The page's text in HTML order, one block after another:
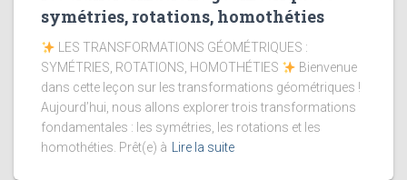
symétries, rotations, homothéties
LES TRANSFORMATIONS GÉOMÉTRIQUES :
SYMÉTRIES, ROTATIONS, HOMOTHÉTIES
Bienvenue
dans cette leçon sur les transformations géométriques !
Aujourd’hui, nous allons explorer trois transformations
fondamentales : les symétries, les rotations et les
homothéties. Prêt(e) à Lire la suite